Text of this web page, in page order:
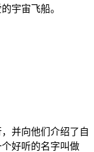
宇宙飞船。
并向他们介绍了自
好听的名字叫做